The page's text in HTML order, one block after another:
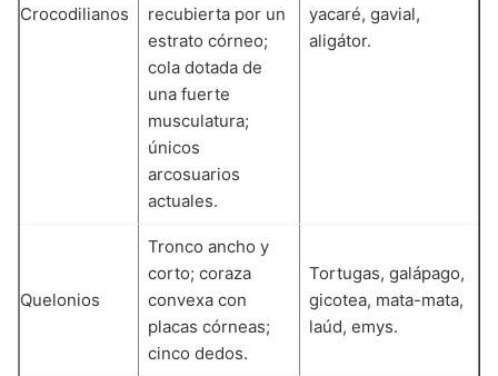
Crocodilianos
recubierta por un
estrato córneo;
cola dotada de
una fuerte
musculatura;
únicos
arcosuarios
actuales.
yacaré, gavial,
aligátor.
Quelonios
Tronco ancho y
corto; coraza
convexa con
placas córneas;
cinco dedos.
Tortugas, galápago,
gicotea, mata-mata,
laúd, emys.